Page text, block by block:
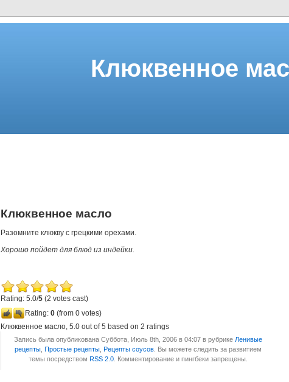
Клюквенное
Клюквенное масло
Разомните клюкву с грецкими орехами.
Хорошо пойдет для блюд из индейки.
Rating: 5.0/5 (2 votes cast)
Rating: 0 (from 0 votes)
Клюквенное масло, 5.0 out of5 based on 2 ratings
Запись была опубликована Суббота, Июль 8th, 2006 в 04:07 в рубрике Ленивые
рецепты, Простые рецепты, Рецепты соусов. Вы можете следить за развитием
темы посредством RSS 2.0. Комментирование и пингбеки запрещены.